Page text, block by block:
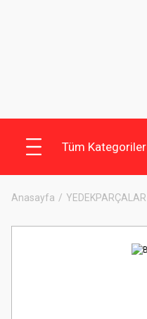
Tüm Kategoriler
Anasayfa YEDEKPARÇALAR